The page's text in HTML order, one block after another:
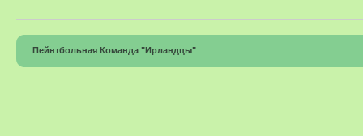
Пейнтбольная Команда "Ирландцы"